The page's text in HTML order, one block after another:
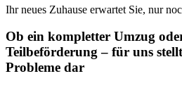
Ihr neues Zuhause erwartet Sie, nur
Ob ein kompletter Umzug
Teilbeförderung – für uns
Probleme dar